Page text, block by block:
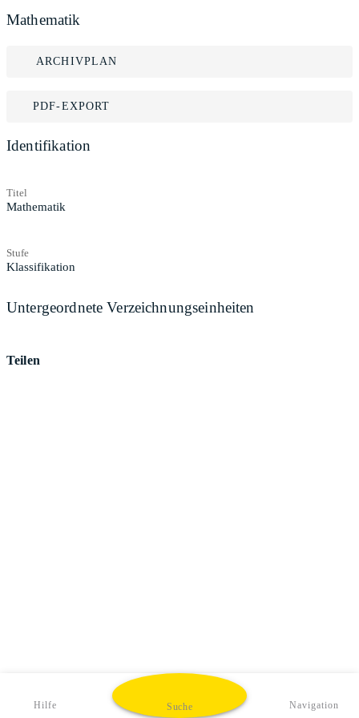
Mathematik
ARCHIVPLAN
PDF-EXPORT
Identifikation
Titel
Mathematik
Stufe
Klassifikation
Untergeordnete Verzeichnungseinheiten
Teilen
Hilfe Suche Navigation